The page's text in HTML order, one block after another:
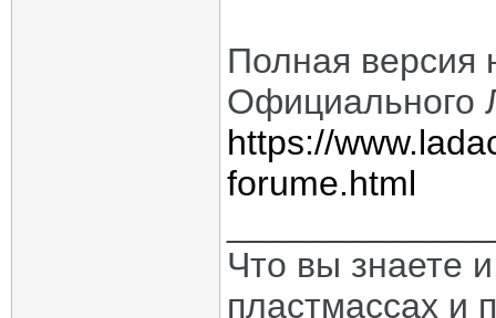
Полная версия
Официального
https://
forume.html
Что вы знаете
пластмассах и